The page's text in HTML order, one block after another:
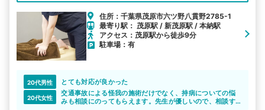
住所：千葉県茂原市六ツ野八貫野2785-1
最寄り駅： 茂原駅 / 新茂原駅 / 本納駅
アクセス：茂原駅から徒歩9分
駐車場：有
20代男性 とても対応が良かった
20代女性
交通事故による怪我の施術だけでなく、持病についての悩
みも相談にのってもらえます。先生が優しいので、相談す